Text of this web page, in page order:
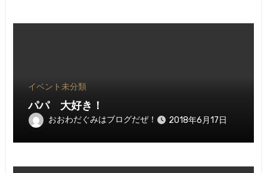
イベント未分類
パパ 大好き！
おおわだぐみはブログだぜ！ 2018年6月17日